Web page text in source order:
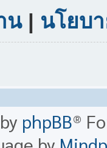
น| นโยบ
phpBB®